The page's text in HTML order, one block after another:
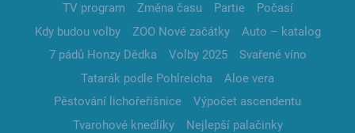
TV program
Změna času Partie
Počasí
Kdy budou volby
ZOO Nové začátky
Auto – katalog
7 pádů Honzy Dědka
Volby 2025
Svařené víno
Tatarák podle Pohlreicha
Aloe vera
Pěstování lichořeřišnice
Výpočet ascendentu
Tvarohové knedlíky
Nejlepší palačinky